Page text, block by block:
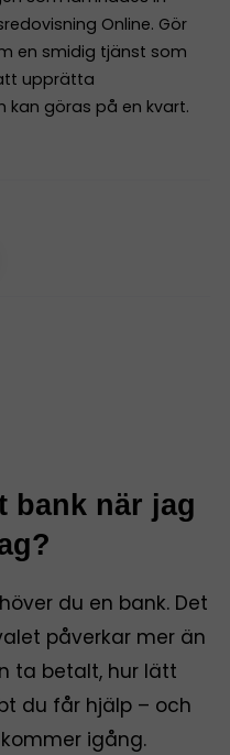
Online. Gör
en smidig tjänst som
upprätta
kan göras på en kvart.
bank när jag
du en bank. Det
påverkar mer än
ta betalt, hur lätt
du får hjälp – och
igång.